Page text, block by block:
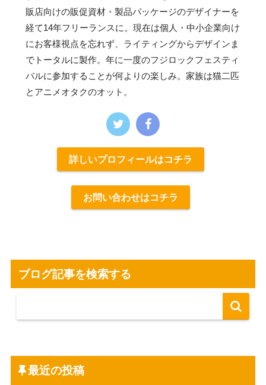
販店向けの販促資材・製品パッケージのデザイナーを
経て14年フリーランスに。現在は個人・中小企業向け
にお客様視点を忘れず、ライティングからデザインま
でトータルに製作。年に一度のフジロックフェスティ
バルに参加することが何よりの楽しみ。家族は猫二匹
とアニメオタクのオット。
詳しいプロフィールはコチラ
お問い合わせはコチラ
ブログ記事を検索する
最近の投稿